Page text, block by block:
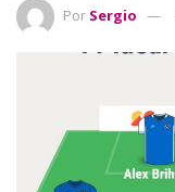
Por Sergio